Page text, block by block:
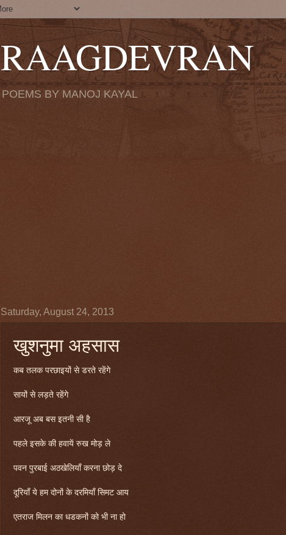
RAAGDEVRAN
POEMS BY MANOJ KAYAL
Saturday, August 24, 2013
खुशनुमा अहसास
कब तलक परछाइयों से डरते रहेंगे
सायों से लड़ते रहेंगे
आरजू अब बस इतनी सी है
पहले इसके की हवायें रुख मोड़ ले
पवन पुरबाई अठखेलियाँ करना छोड़ दे
दूरियाँ ये हम दोनों के दरमियाँ सिमट आय
एतराज मिलन का धडकनों को भी ना हो